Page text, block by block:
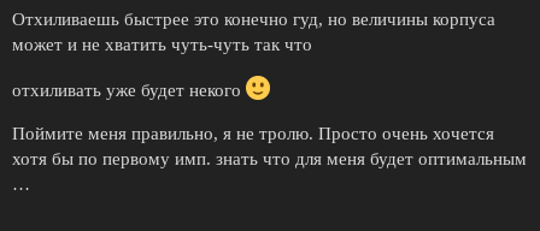
Отхиливаешь быстрее это конечно гуд, но величины корпуса
может и не хватить чуть-чуть так что
отхиливать уже будет некого
Поймите меня правильно, я не тролю. Просто очень хочется
хотя бы по первому имп. знать что для меня будет оптимальным
…